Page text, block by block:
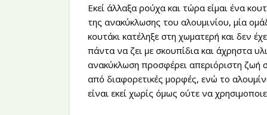
Εκεί άλλαξα ρούχα και τώρα είμαι ένα
της ανακύκλωσης του αλουμινίου, μία
κουτάκι κατέληξε στη χωματερή και δεν
πάντα να ζει με σκουπίδια και άχρηστα
ανακύκλωση προσφέρει απεριόριστη ζωή
από διαφορετικές μορφές, ενώ το
είναι εκεί χωρίς όμως ούτε να